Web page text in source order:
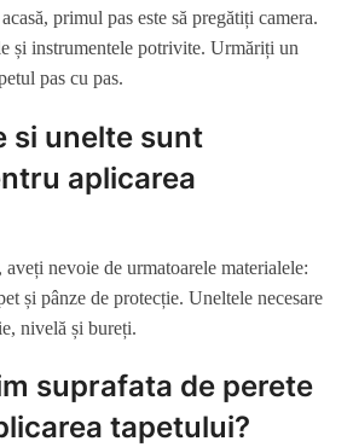
primul pas este să pregătiți camera.
și instrumentele potrivite. Urmăriți un
pas cu pas.
si unelte sunt
aplicarea
nevoie de urmatoarele materialele:
și pânze de protecție. Uneltele necesare
nivelă și bureți.
suprafata de perete
tapetului?